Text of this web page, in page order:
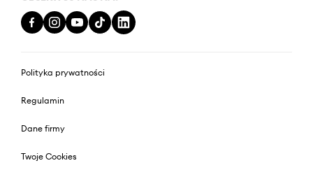
Polityka prywatności
Regulamin
Dane firmy
Twoje Cookies